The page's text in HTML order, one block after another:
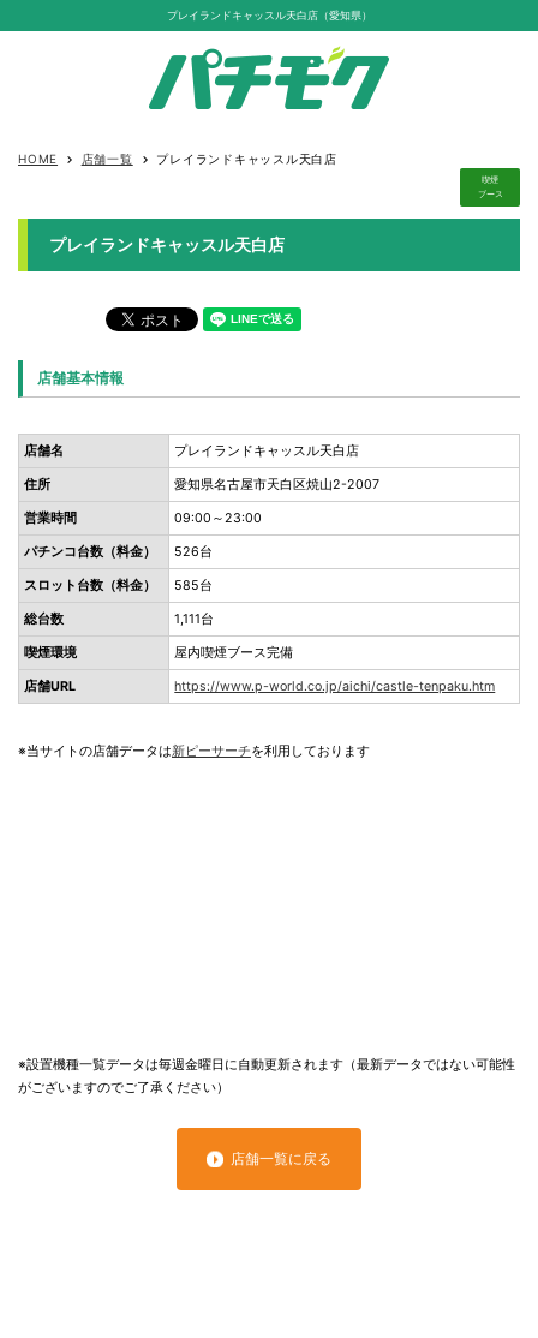
プレイランドキャッスル天白店（愛知県）
HOME keyboard_arrow_right 店舗一覧 keyboard_arrow_right プレイランドキャッスル天白店
喫煙
ブース
プレイランドキャッスル天白店
店舗基本情報
店舗名 プレイランドキャッスル天白店
住所 愛知県名古屋市天白区焼山2-2007
営業時間 09:00～23:00
パチンコ台数（料金） 526台
スロット台数（料金） 585台
総台数 1,111台
喫煙環境 屋内喫煙ブース完備
店舗URL https://www.p-world.co.jp/aichi/castle-tenpaku.htm
※当サイトの店舗データは新ピーサーチを利用しております
※設置機種一覧データは毎週金曜日に自動更新されます（最新データではない可能性
がございますのでご了承ください）
店舗一覧に戻る